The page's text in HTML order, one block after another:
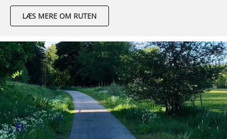
LÆS MERE OM RUTEN